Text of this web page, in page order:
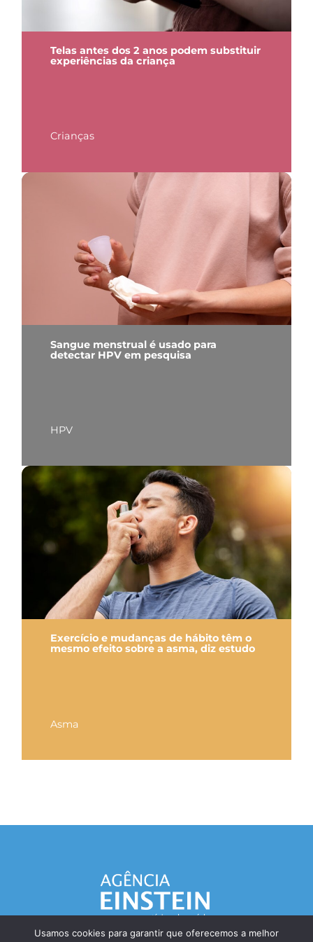
Telas antes dos 2 anos podem substituir
experiências da criança
Crianças
Sangue menstrual é usado para
detectar HPV em pesquisa
HPV
Exercício e mudanças de hábito têm o
mesmo efeito sobre a asma, diz estudo
Asma
Usamos cookies para garantir que oferecemos a melhor